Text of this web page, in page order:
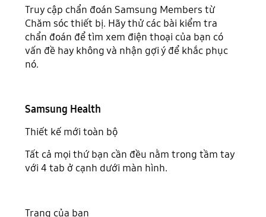
Truy cập chẩn đoán Samsung Members từ
Chăm sóc thiết bị. Hãy thử các bài kiểm tra
chẩn đoán để tìm xem điện thoại của bạn có
vấn đề hay không và nhận gợi ý để khắc phục
nó.
Samsung Health
Thiết kế mới toàn bộ
Tất cả mọi thứ bạn cần đều nằm trong tầm tay
với 4 tab ở cạnh dưới màn hình.
Trang của bạn